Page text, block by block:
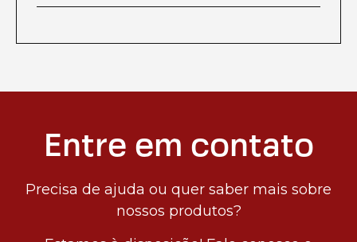
Entre em contato
Precisa de ajuda ou quer saber mais sobre
nossos produtos?